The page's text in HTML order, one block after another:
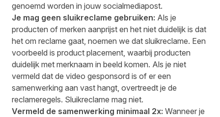
genoemd worden in jouw socialmediapost.
Je mag geen sluikreclame gebruiken: Als je
producten of merken aanprijst en het niet duidelijk is dat
het om reclame gaat, noemen we dat sluikreclame. Een
voorbeeld is product placement, waarbij producten
duidelijk met merknaam in beeld komen. Als je niet
vermeld dat de video gesponsord is of er een
samenwerking aan vast hangt, overtreedt je de
reclameregels. Sluikreclame mag niet.
Vermeld de samenwerking minimaal 2x: Wanneer je